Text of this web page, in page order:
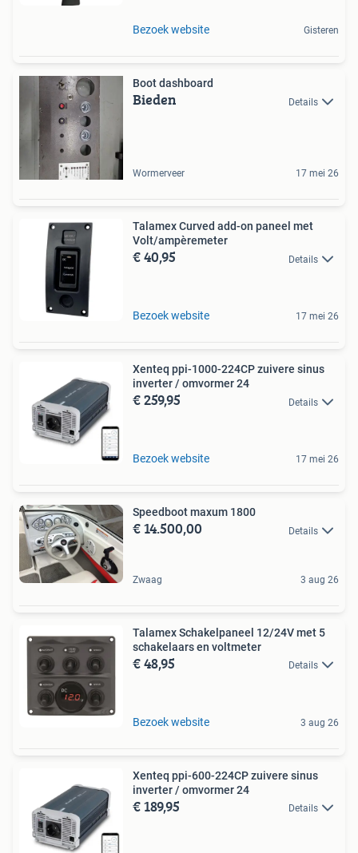
Bezoek website Gisteren
Boot dashboard
Bieden Details
Wormerveer 17 mei 26
Talamex Curved add-on paneel met
Volt/ampèremeter
€ 40,95 Details
Bezoek website 17 mei 26
Xenteq ppi-1000-224CP zuivere sinus
inverter / omvormer 24
€ 259,95 Details
Bezoek website 17 mei 26
Speedboot maxum 1800
€ 14.500,00 Details
Zwaag 3 aug 26
Talamex Schakelpaneel 12/24V met 5
schakelaars en voltmeter
€ 48,95 Details
Bezoek website 3 aug 26
Xenteq ppi-600-224CP zuivere sinus
inverter / omvormer 24
€ 189,95 Details